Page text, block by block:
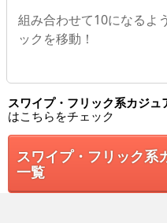
組み合わせて10になるよ
ックを移動！
スワイプ・フリック系カジュ
はこちらをチェック
スワイプ・フリック系
一覧